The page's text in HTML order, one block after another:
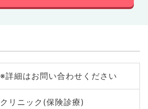
※詳細はお問い合わせください
クリニック(保険診療)